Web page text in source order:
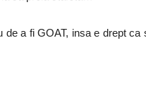
a fi GOAT, insa e drept ca